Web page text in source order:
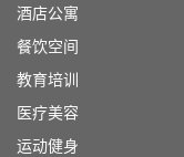
酒店公寓
餐饮空间
教育培训
医疗美容
运动健身